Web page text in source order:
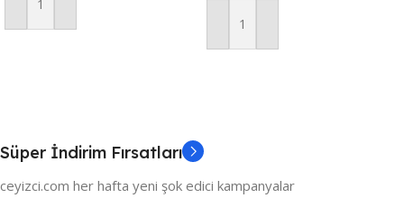
Sepete Ekle
Sepete Ekle
Süper İndirim Fırsatları
ceyizci.com her hafta yeni şok edici kampanyalar